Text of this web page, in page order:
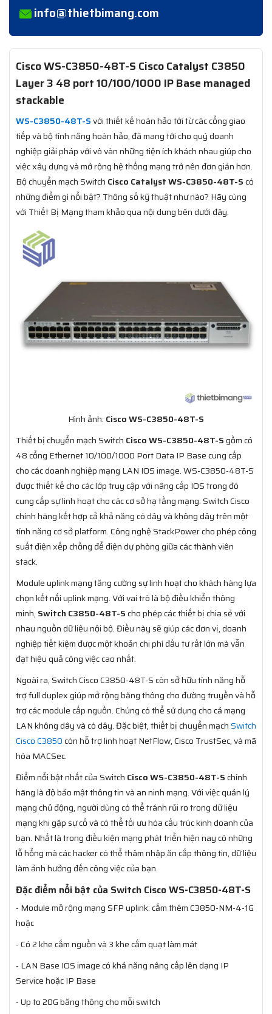
info@thietbimang.com
Cisco WS-C3850-48T-S Cisco Catalyst C3850
Layer 3 48 port 10/100/1000 IP Base managed
stackable
WS-C3850-48T-Svới thiết kế hoàn hảo tới từ các cổng giao
tiếp và bộ tính năng hoàn hảo, đã mang tới cho quý doanh
nghiệp giải pháp với vô vàn những tiện ích khách nhau giúp cho
việc xây dựng và mở rộng hệ thống mạng trở nên đơn giản hơn.
Bộ chuyển mạch Switch Cisco Catalyst WS-C3850-48T-Scó
những điểm gì nổi bật? Thông số kỹ thuật như nào? Hãy cùng
với Thiết Bị Mạng tham khảo qua nội dung bên dưới đây.
Hình ảnh: Cisco WS-C3850-48T-S
Thiết bị chuyển mạch Switch Cisco WS-C3850-48T-Sgồm có
48 cổng Ethernet 10/100/1000 Port Data IP Base cung cấp
cho các doanh nghiệp mạng LAN IOS image. WS-C3850-48T-S
được thiết kế cho các lớp truy cập với nâng cấp IOS trong đó
cung cấp sự linh hoạt cho các cơ sở hạ tầng mạng. Switch Cisco
chính hãng kết hợp cả khả năng có dây và không dây trên một
tính năng cơ sở platform. Công nghệ StackPower cho phép công
suất điện xếp chồng để điện dự phòng giữa các thành viên
stack.
Module uplink mạng tăng cường sự linh hoạt cho khách hàng lựa
chọn kết nối uplink mạng. Với vai trò là bộ điều khiển thông
minh, Switch C3850-48T-Scho phép các thiết bị chia sẻ với
nhau nguồn dữ liệu nội bộ. Điều này sẽ giúp các đơn vị, doanh
nghiệp tiết kiệm được một khoản chi phí đầu tư rất lớn mà vẫn
đạt hiệu quả công việc cao nhất.
Ngoài ra, Switch Cisco C3850-48T-S còn sở hữu tính năng hỗ
trợ full duplex giúp mở rộng băng thông cho đường truyền và hỗ
trợ các module cấp nguồn. Chúng có thể sử dụng cho cả mạng
LAN không dây và có dây. Đặc biệt, thiết bị chuyển mạchSwitch
Cisco C3850còn hỗ trợ linh hoạt NetFlow, Cisco TrustSec, và mã
hóa MACSec.
Điểm nổi bật nhất của Switch Cisco WS-C3850-48T-Schính
hãng là độ bảo mật thông tin và an ninh mạng. Với việc quản lý
mạng chủ động, người dùng có thể tránh rủi ro trong dữ liệu
mạng khi gặp sự cố và có thể tối ưu hóa cấu trúc kinh doanh của
bạn. Nhất là trong điều kiện mạng phát triển hiện nay có những
lỗ hổng mà các hacker có thể thâm nhập ăn cắp thông tin, dữ liệu
làm ảnh hưởng đến công việc của bạn.
Đặc điểm nổi bật của Switch Cisco WS-C3850-48T-S
- Module mở rộng mạng SFP uplink: cắm thêm C3850-NM-4-1G
hoặc
- Có 2 khe cắm nguồn và 3 khe cắm quạt làm mát
- LAN Base IOS image có khả năng nâng cấp lên dạng IP
Service hoặc IP Base
- Up to 20G băng thông cho mỗi switch